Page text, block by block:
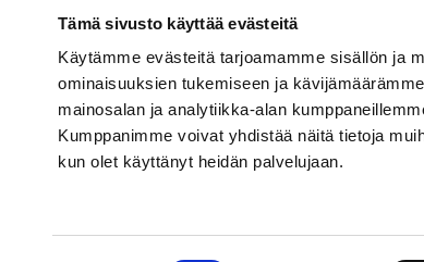
Tämä sivusto käyttää evästeitä
Käytämme evästeitä tarjoamamme sisällön ja
ominaisuuksien tukemiseen ja
mainosalan ja analytiikka-alan
Kumppanimme voivat yhdistää näitä tietoja
kun olet käyttänyt heidän palvelujaan.
YHTEYSTIEDOT